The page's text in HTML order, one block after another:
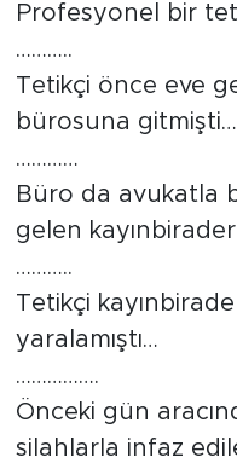
Profesyonel bir
………..
Tetikçi önce eve
bürosuna gitmişti…
…………
Büro da avukatla
gelen
………..
Tetikçi
yaralamıştı…
…………….
Önceki gün
silahlarla infaz